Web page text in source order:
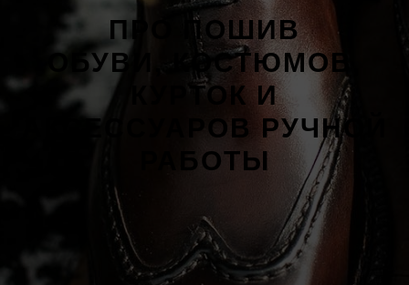
ПРО ПОШИВ
ОБУВИ, КОСТЮМОВ,
КУРТОК И
АКСЕССУАРОВ РУЧНОЙ
РАБОТЫ